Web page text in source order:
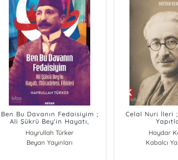
Ben Bu Davanın Fedaisiyim ;
Ali Şükrü Bey'in Hayatı,
Mücadelesi, Fikirleri
Hayrullah Türker
Beyan Yayınları
Celal Nuri İleri ;
Haydar
Kabalcı